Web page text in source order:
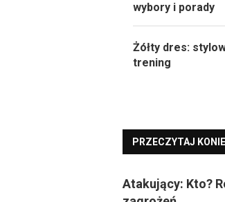
wybory i porady
Żółty dres:
trening
PRZECZYTAJ
Atakujący: Kto?